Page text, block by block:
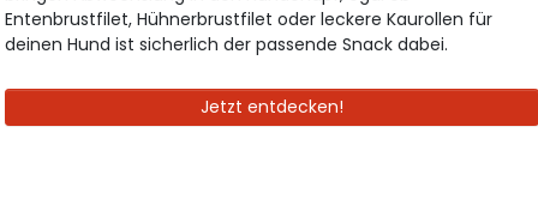
Entenbrustfilet, Hühnerbrustfilet oder leckere Kaurollen für
deinen Hund ist sicherlich der passende Snack dabei.
Jetzt entdecken!